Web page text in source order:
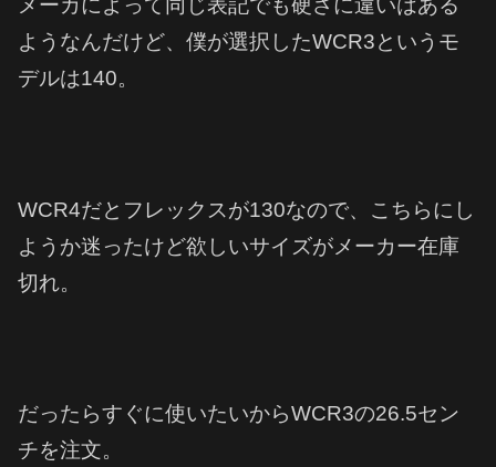
メーカによって同じ表記でも硬さに違いはある
ようなんだけど、僕が選択したWCR3というモ
デルは140。
WCR4だとフレックスが130なので、こちらにし
ようか迷ったけど欲しいサイズがメーカー在庫
切れ。
だったらすぐに使いたいからWCR3の26.5セン
チを注文。